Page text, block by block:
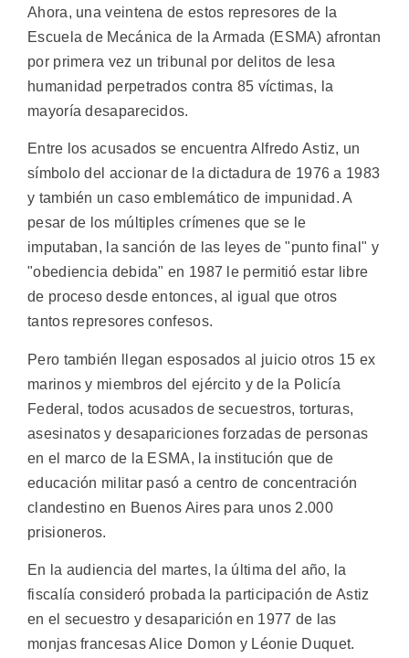
Ahora, una veintena de estos represores de la
Escuela de Mecánica de la Armada (ESMA) afrontan
por primera vez un tribunal por delitos de lesa
humanidad perpetrados contra 85 víctimas, la
mayoría desaparecidos.
Entre los acusados se encuentra Alfredo Astiz, un
símbolo del accionar de la dictadura de 1976 a 1983
y también un caso emblemático de impunidad. A
pesar de los múltiples crímenes que se le
imputaban, la sanción de las leyes de "punto final" y
"obediencia debida" en 1987 le permitió estar libre
de proceso desde entonces, al igual que otros
tantos represores confesos.
Pero también llegan esposados al juicio otros 15 ex
marinos y miembros del ejército y de la Policía
Federal, todos acusados de secuestros, torturas,
asesinatos y desapariciones forzadas de personas
en el marco de la ESMA, la institución que de
educación militar pasó a centro de concentración
clandestino en Buenos Aires para unos 2.000
prisioneros.
En la audiencia del martes, la última del año, la
fiscalía consideró probada la participación de Astiz
en el secuestro y desaparición en 1977 de las
monjas francesas Alice Domon y Léonie Duquet.